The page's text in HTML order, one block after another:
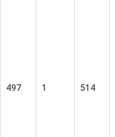
497 1 514